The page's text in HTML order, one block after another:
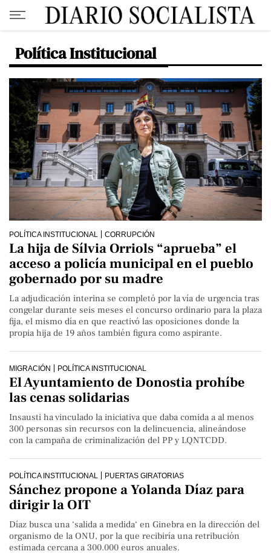
Política Institucional
POLÍTICA INSTITUCIONAL CORRUPCIÓN
La hija de Sílvia Orriols “aprueba” el
acceso a policía municipal en el pueblo
gobernado por su madre
La adjudicación interina se completó por la vía de urgencia tras
congelar durante seis meses el concurso ordinario para la plaza
fija, el mismo día en que reactivó las oposiciones donde la
propia hija de 19 años también figura como aspirante.
MIGRACIÓN POLÍTICA INSTITUCIONAL
El Ayuntamiento de Donostia prohíbe
las cenas solidarias
Insausti ha vinculado la iniciativa que daba comida a al menos
300 personas sin recursos con la delincuencia, alineándose
con la campaña de criminalización del PP y LQNTCDD.
POLÍTICA INSTITUCIONAL PUERTAS GIRATORIAS
Sánchez propone a Yolanda Díaz para
dirigir la OIT
Díaz busca una ‘salida a medida‘ en Ginebra en la dirección del
organismo de la ONU, por la que recibiría una retribución
estimada cercana a 300.000 euros anuales.